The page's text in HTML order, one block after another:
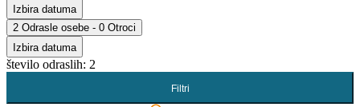
Izbira datuma
2 Odrasle osebe - 0 Otroci
Izbira datuma
število odraslih: 2
Filtri